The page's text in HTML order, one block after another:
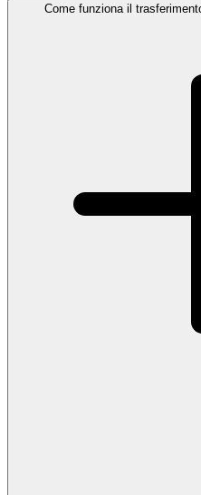
Come funziona il